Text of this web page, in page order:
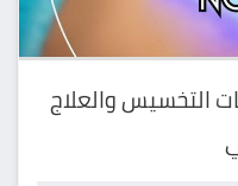
التخسيس والعلاج